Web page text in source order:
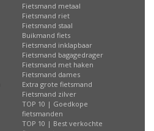
Fietsmand metaal
Fietsmand riet
Fietsmand staal
Buikmand fiets
Fietsmand inklapbaar
Fietsmand bagagedrager
Fietsmand met haken
Fietsmand dames
Extra grote fietsmand
Fietsmand zilver
TOP 10 | Goedkope
fietsmanden
TOP 10 | Best verkochte